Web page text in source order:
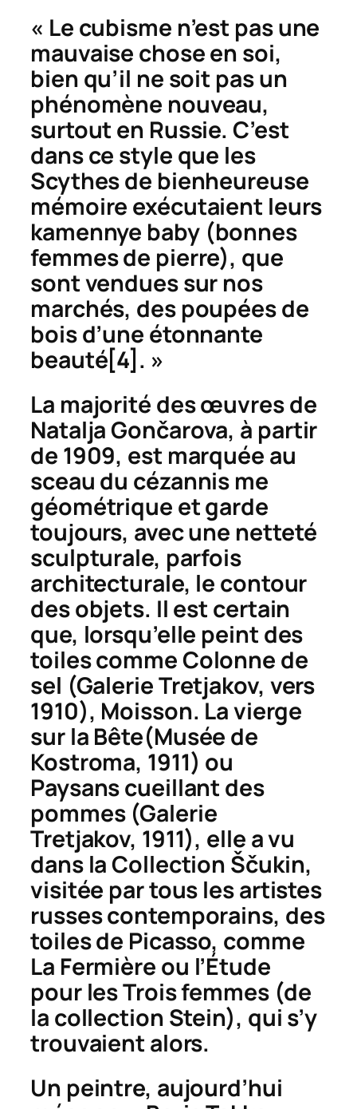
« Le cubisme n’est pas une
mauvaise chose en soi,
bien qu’il ne soit pas un
phénomène nouveau,
surtout en Russie. C’est
dans ce style que les
Scythes de bienheureuse
mémoire exécutaient leurs
kamennye baby(bonnes
femmes de pierre), que
sont vendues sur nos
marchés, des poupées de
bois d’une étonnante
beauté[4]. »
La majorité des œuvres de
NataljaGončarova, à partir
de 1909, est marquée au
sceau du cézannis me
géométrique et garde
toujours, avec une netteté
sculpturale, parfois
architecturale, le contour
des objets. Il est certain
que, lorsqu’elle peint des
toiles commeColonne de
sel (Galerie Tretjakov, vers
1910), Moisson. La vierge
sur la Bête(Musée de
Kostroma, 1911) ou
Paysans cueillant des
pommes(Galerie
Tretjakov, 1911), elle a vu
dans la Collection Ščukin,
visitée par tous les artistes
russes contemporains, des
toiles de Picasso, comme
La Fermière ou l’Étude
pour les Trois femmes (de
la collection Stein), qui s’y
trouvaient alors.
Un peintre, aujourd’hui